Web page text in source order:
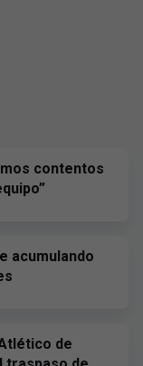
contentos
acumulando
de